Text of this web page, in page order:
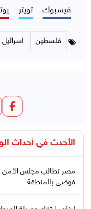
فيسبوك تويتر
فلسطين اسرائيل
الأحدث في أحداث
مصر تطالب مجلس الأمن
فوضى بالمنطقة